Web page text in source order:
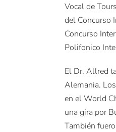
Vocal de
del Concurso
Concurso
Polifonico
El Dr. Allred
Alemania.
en el World
una gira por
También